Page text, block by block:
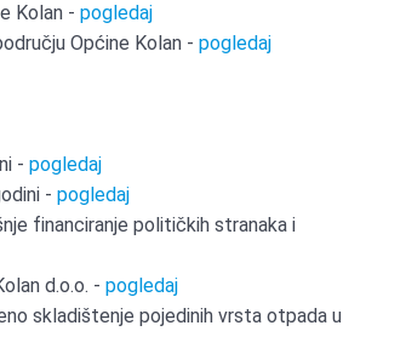
Kolan -pogledaj
Općine Kolan -pogledaj
-pogledaj
-pogledaj
financiranje političkih stranaka i
d.o.o. -pogledaj
skladištenje pojedinih vrsta otpada u